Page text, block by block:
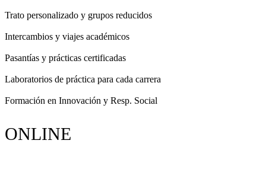
Trato personalizado y grupos reducidos
Intercambios y viajes académicos
Pasantías y prácticas certificadas
Laboratorios de práctica para cada carrera
Formación en Innovación y Resp. Social
ONLINE